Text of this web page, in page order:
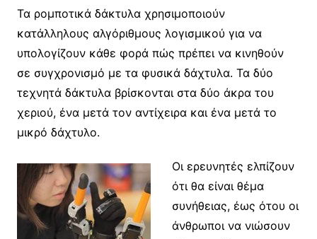
Τα ρομποτικά δάκτυλα χρησιμοποιούν
κατάλληλους αλγόριθμους λογισμικού για να
υπολογίζουν κάθε φορά πώς πρέπει να κινηθούν
σε συγχρονισμό με τα φυσικά δάχτυλα. Τα δύο
τεχνητά δάκτυλα βρίσκονται στα δύο άκρα του
χεριού, ένα μετά τον αντίχειρα και ένα μετά το
μικρό δάχτυλο.
Οι ερευνητές ελπίζουν
ότι θα είναι θέμα
συνήθειας, έως ότου οι
άνθρωποι να νιώσουν